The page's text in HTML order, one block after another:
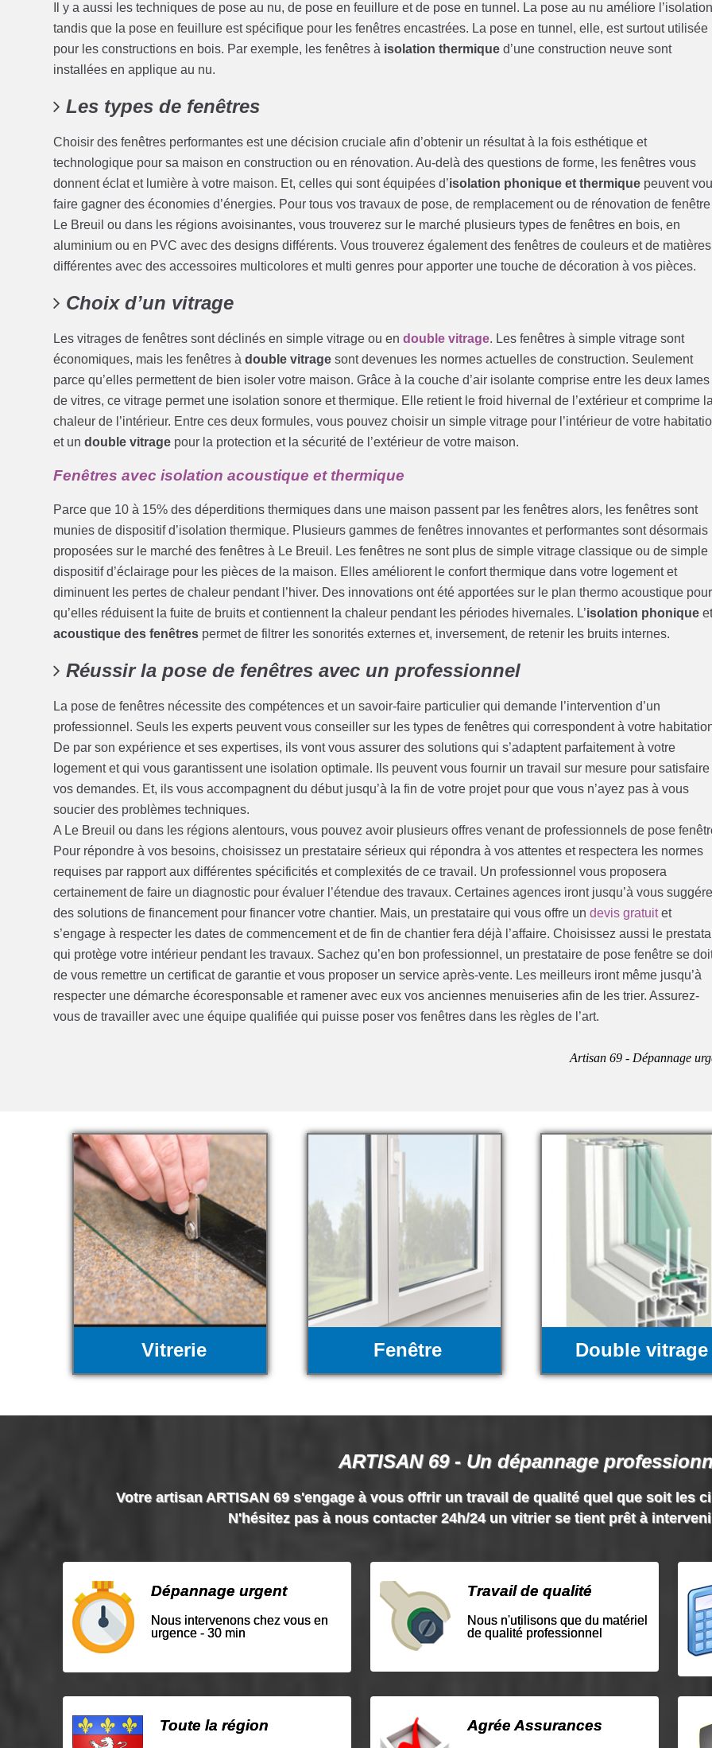
Il y a aussi les techniques de pose au nu, de pose en feuillure et de pose en tunnel. La pose au nu améliore l’isolation
tandis que la pose en feuillure est spécifique pour les fenêtres encastrées. La pose en tunnel, elle, est surtout utilisée
pour les constructions en bois. Par exemple, les fenêtres à isolation thermique d’une construction neuve sont
installées en applique au nu.
Les types de fenêtres
Choisir des fenêtres performantes est une décision cruciale afin d’obtenir un résultat à la fois esthétique et
technologique pour sa maison en construction ou en rénovation. Au-delà des questions de forme, les fenêtres vous
donnent éclat et lumière à votre maison. Et, celles qui sont équipées d’isolation phonique et thermique peuvent
faire gagner des économies d’énergies. Pour tous vos travaux de pose, de remplacement ou de rénovation de fenêtre
Le Breuil ou dans les régions avoisinantes, vous trouverez sur le marché plusieurs types de fenêtres en bois, en
aluminium ou en PVC avec des designs différents. Vous trouverez également des fenêtres de couleurs et de matières
différentes avec des accessoires multicolores et multi genres pour apporter une touche de décoration à vos pièces.
Choix d’un vitrage
Les vitrages de fenêtres sont déclinés en simple vitrage ou endouble vitrage. Les fenêtres à simple vitrage sont
économiques, mais les fenêtres àdouble vitrage sont devenues les normes actuelles de construction. Seulement
parce qu’elles permettent de bien isoler votre maison. Grâce à la couche d’air isolante comprise entre les deux lames
de vitres, ce vitrage permet une isolation sonore et thermique. Elle retient le froid hivernal de l’extérieur et comprime la
chaleur de l’intérieur. Entre ces deux formules, vous pouvez choisir un simple vitrage pour l’intérieur de votre
et undouble vitrage pour la protection et la sécurité de l’extérieur de votre maison.
Fenêtres avec isolation acoustique et thermique
Parce que 10 à 15% des déperditions thermiques dans une maison passent par les fenêtres alors, les fenêtres sont
munies de dispositif d’isolation thermique. Plusieurs gammes de fenêtres innovantes et performantes sont désormais
proposées sur le marché des fenêtres à Le Breuil. Les fenêtres ne sont plus de simple vitrage classique ou de simple
dispositif d’éclairage pour les pièces de la maison. Elles améliorent le confort thermique dans votre logement et
diminuent les pertes de chaleur pendant l’hiver. Des innovations ont été apportées sur le plan thermo acoustique pour
qu’elles réduisent la fuite de bruits et contiennent la chaleur pendant les périodes hivernales. L’isolation phonique
acoustique des fenêtres permet de filtrer les sonorités externes et, inversement, de retenir les bruits internes.
Réussir la pose de fenêtres avec un professionnel
La pose de fenêtres nécessite des compétences et un savoir-faire particulier qui demande l’intervention d’un
professionnel. Seuls les experts peuvent vous conseiller sur les types de fenêtres qui correspondent à votre
De par son expérience et ses expertises, ils vont vous assurer des solutions qui s’adaptent parfaitement à votre
logement et qui vous garantissent une isolation optimale. Ils peuvent vous fournir un travail sur mesure pour satisfaire
vos demandes. Et, ils vous accompagnent du début jusqu’à la fin de votre projet pour que vous n’ayez pas à vous
soucier des problèmes techniques.
A Le Breuil ou dans les régions alentours, vous pouvez avoir plusieurs offres venant de professionnels de pose
Pour répondre à vos besoins, choisissez un prestataire sérieux qui répondra à vos attentes et respectera les normes
requises par rapport aux différentes spécificités et complexités de ce travail. Un professionnel vous proposera
certainement de faire un diagnostic pour évaluer l’étendue des travaux. Certaines agences iront jusqu’à vous
des solutions de financement pour financer votre chantier. Mais, un prestataire qui vous offre undevis gratuitet
s’engage à respecter les dates de commencement et de fin de chantier fera déjà l’affaire. Choisissez aussi le
qui protège votre intérieur pendant les travaux. Sachez qu’en bon professionnel, un prestataire de pose fenêtre se
de vous remettre un certificat de garantie et vous proposer un service après-vente. Les meilleurs iront même jusqu’à
respecter une démarche écoresponsable et ramener avec eux vos anciennes menuiseries afin de les trier. Assurez-
vous de travailler avec une équipe qualifiée qui puisse poser vos fenêtres dans les règles de l’art.
Artisan 69 - Dépannage
Vitrerie Fenêtre Double vitrage
ARTISAN 69 - Un dépannage
Votre artisan ARTISAN 69 s'engage à vous offrir un travail de qualité quel que soit les
N'hésitez pas à nous contacter 24h/24 un vitrier se tient prêt à
Dépannage urgent
Nous intervenons chez vous en
urgence - 30 min
Travail de qualité
Nous n'utilisons que du matériel
de qualité professionnel
Toute la région Agrée Assurances